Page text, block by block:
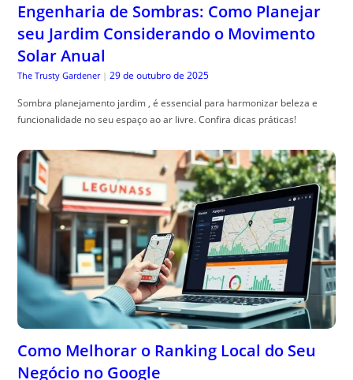
Engenharia de Sombras: Como Planejar
seu Jardim Considerando o Movimento
Solar Anual
The Trusty Gardener | 29 de outubro de 2025
Sombra planejamento jardim , é essencial para harmonizar beleza e
funcionalidade no seu espaço ao ar livre. Confira dicas práticas!
Como Melhorar o Ranking Local do Seu
Negócio no Google